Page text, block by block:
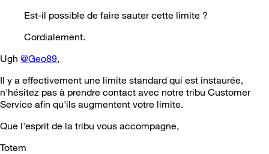
Est-il possible de faire sauter cette limite ?
Cordialement.
Ugh @Geo89,
Il y a effectivement une limite standard qui est instaurée,
n'hésitez pas à prendre contact avec notre tribu Customer
Service afin qu'ils augmentent votre limite.
Que l'esprit de la tribu vous accompagne,
Totem